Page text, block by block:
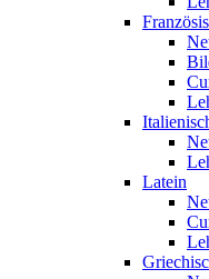
Latein